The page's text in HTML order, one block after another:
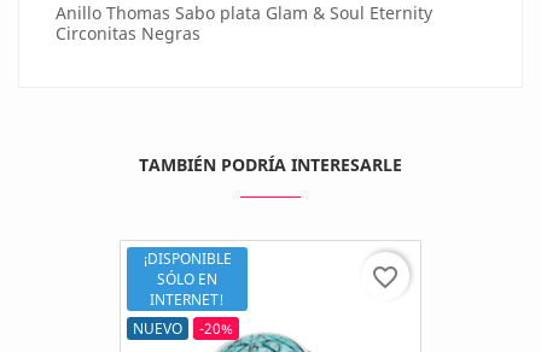
Anillo Thomas Sabo plata Glam & Soul Eternity
Circonitas Negras
TAMBIÉN PODRÍA INTERESARLE
¡DISPONIBLE
SÓLO EN
INTERNET!
NUEVO
-20%
favorite_border